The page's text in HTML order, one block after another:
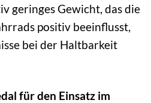
geringes Gewicht, das die
positiv beeinflusst,
bei der Haltbarkeit
für den Einsatz im